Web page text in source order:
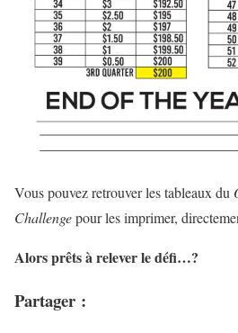
Vous pouvez retrouver les tableaux du
Challengepour les imprimer,
Alors prêts à relever le défi…?
Partager :